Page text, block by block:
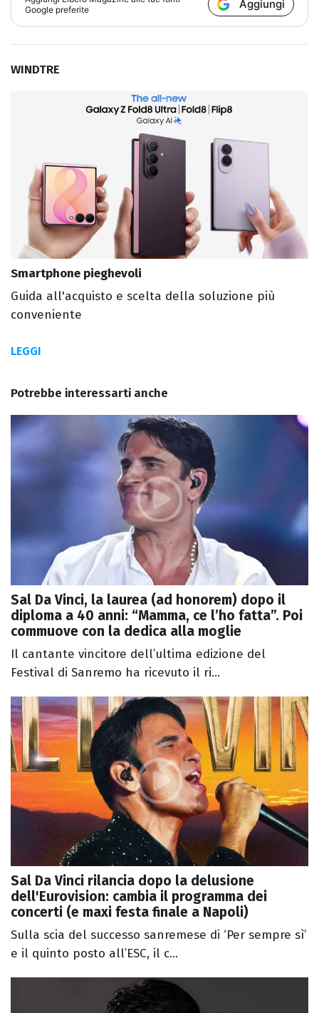
Google preferite
Aggiungi
WINDTRE
Smartphone pieghevoli
Guida all'acquisto e scelta della soluzione più
conveniente
LEGGI
Potrebbe interessarti anche
Sal Da Vinci, la laurea (ad honorem) dopo il
diploma a 40 anni: “Mamma, ce l’ho fatta”. Poi
commuove con la dedica alla moglie
Il cantante vincitore dell’ultima edizione del
Festival di Sanremo ha ricevuto il ri...
Sal Da Vinci rilancia dopo la delusione
dell'Eurovision: cambia il programma dei
concerti (e maxi festa finale a Napoli)
Sulla scia del successo sanremese di ‘Per sempre sì’
e il quinto posto all’ESC, il c...